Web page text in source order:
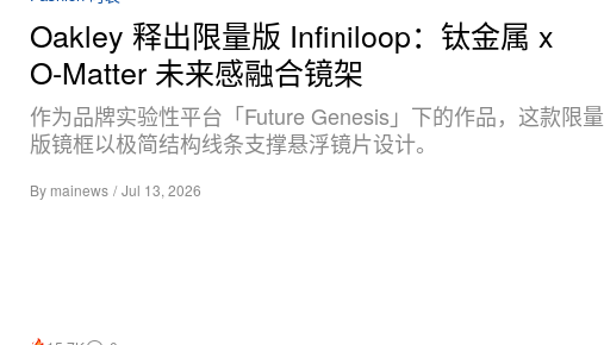
Oakley 释出限量版 Infiniloop：钛金属 x
O‑Matter 未来感融合镜架
作为品牌实验性平台「Future Genesis」下的作品，这款限量
版镜框以极简结构线条支撑悬浮镜片设计。
By mainews / Jul 13, 2026